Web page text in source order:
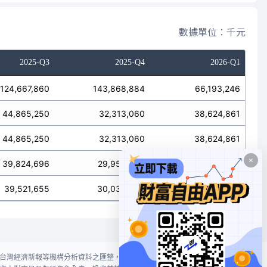
數據單位：千元
2025-Q3 2025-Q4 2026-Q1
124,667,860 143,868,884 66,193,246
44,865,250 32,313,060 38,624,861
44,865,250 32,313,060 38,624,861
39,824,696 29,958,655 33,562,101
39,521,655 30,038,805 33,551,455
經濟新報等機構分析資料之匯整，本網站對投資人買賣不作任何建議或暗